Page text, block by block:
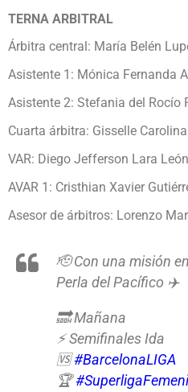
TERNA ARBITRAL
Árbitra central: María Belén
Asistente 1: Mónica Fernanda
Asistente 2: Stefania del Rocío
Cuarta árbitra: Gisselle
VAR: Diego Jefferson Lara León
AVAR 1: Cristhian Xavier
Asesor de árbitros: Lorenzo
🫡 Con una misión
Perla del Pacífico ✈️
🔜 Mañana
⚡ Semifinales Ida
🆚#BarcelonaLIGA
🏆